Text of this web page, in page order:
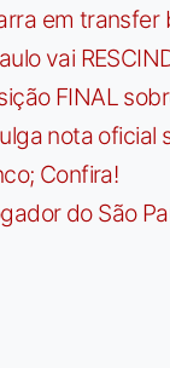
em transfer
vai
FINAL
nota oficial
Confira!
do São